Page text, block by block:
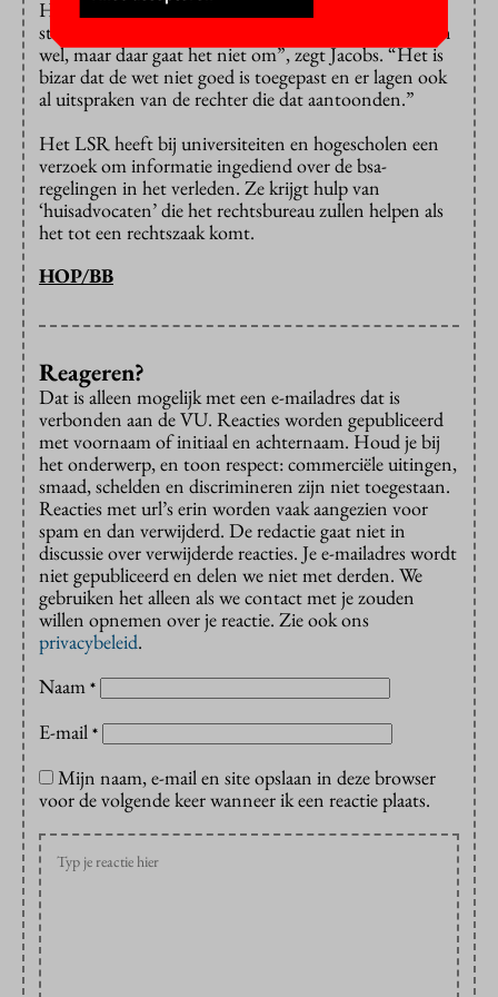
Hadden de studenten misschien iets harder moeten
studeren om niet weggestuurd te worden? “Misschien
wel, maar daar gaat het niet om”, zegt Jacobs. “Het is
bizar dat de wet niet goed is toegepast en er lagen ook
al uitspraken van de rechter die dat aantoonden.”
Het LSR heeft bij universiteiten en hogescholen een
verzoek om informatie ingediend over de bsa-
regelingen in het verleden. Ze krijgt hulp van
‘huisadvocaten’ die het rechtsbureau zullen helpen als
het tot een rechtszaak komt.
HOP/BB
Reageren?
Dat is alleen mogelijk met een e-mailadres dat is
verbonden aan de VU. Reacties worden gepubliceerd
met voornaam of initiaal en achternaam. Houd je bij
het onderwerp, en toon respect: commerciële uitingen,
smaad, schelden en discrimineren zijn niet toegestaan.
Reacties met url’s erin worden vaak aangezien voor
spam en dan verwijderd. De redactie gaat niet in
discussie over verwijderde reacties. Je e-mailadres wordt
niet gepubliceerd en delen we niet met derden. We
gebruiken het alleen als we contact met je zouden
willen opnemen over je reactie. Zie ook ons
privacybeleid.
Naam *
E-mail *
Mijn naam, e-mail en site opslaan in deze browser
voor de volgende keer wanneer ik een reactie plaats.